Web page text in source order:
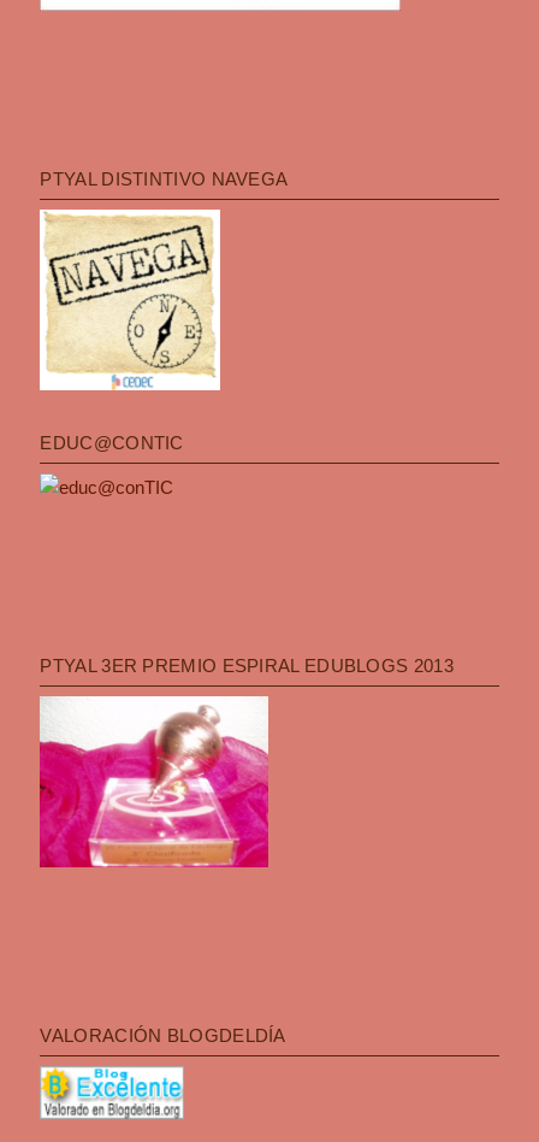
PTYAL DISTINTIVO NAVEGA
EDUC@CONTIC
PTYAL 3ER PREMIO ESPIRAL EDUBLOGS 2013
VALORACIÓN BLOGDELDÍA